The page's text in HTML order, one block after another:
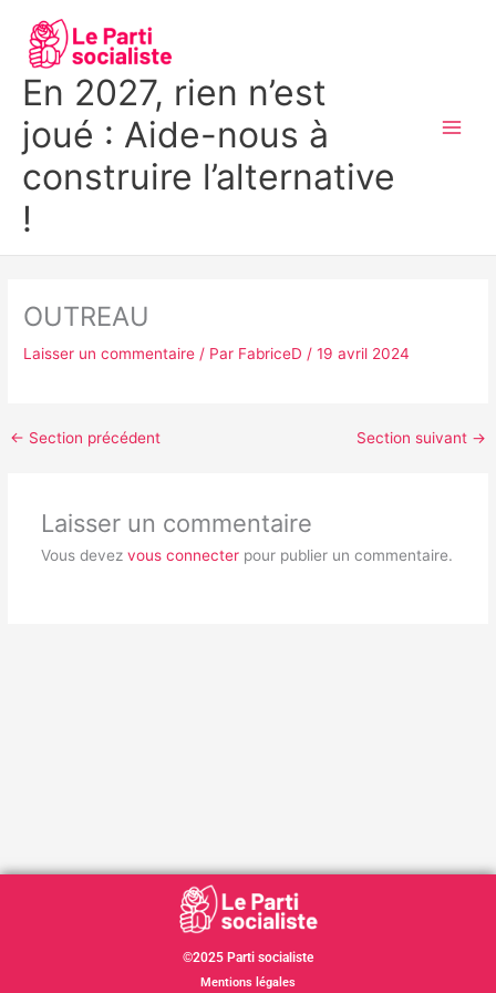
contenu
En 2027, rien n’est
joué : Aide-nous à
construire l’alternative
!
OUTREAU
Laisser un commentaire / Par FabriceD/19 avril 2024
← Section précédent Section suivant →
Laisser un commentaire
Vous devez vous connecterpour publier un commentaire.
©2025 Parti socialiste
Mentions légales